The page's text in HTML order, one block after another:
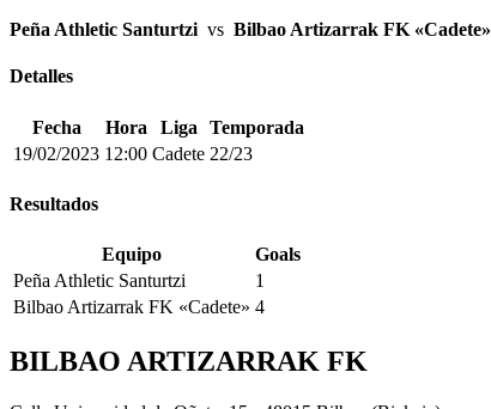
Peña Athletic Santurtzi vs Bilbao Artizarrak FK «Cadete»
Detalles
Fecha Hora Liga
Temporada
19/02/2023 12:00 Cadete 22/23
Resultados
Equipo
Goals
Peña Athletic Santurtzi
1
Bilbao Artizarrak FK «Cadete» 4
BILBAO ARTIZARRAK FK